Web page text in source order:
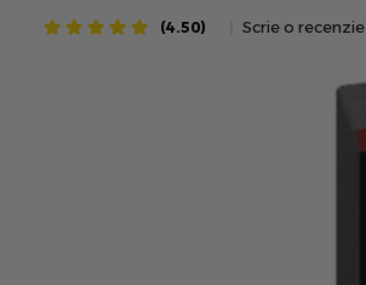
(4.50) Scrie o recenzie